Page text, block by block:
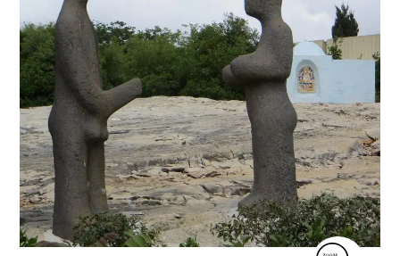
LA PROMENADE DES JARDINS À SÈVRES
CATALOGUE DES OEUVRES
ANIMAUX & PLANTES
BIBLIQUE
ENGAGEMENTS & SOCIÉTÉ
MUSIQUE & DANSE
VIE & SENTIMENTS
VISAGES
CONTACT